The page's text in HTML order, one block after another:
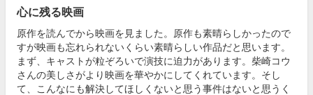
心に残る映画
原作を読んでから映画を見ました。原作も素晴らしかったので
すが映画も忘れられないくらい素晴らしい作品だと思います。
まず、キャストが粒ぞろいで演技に迫力があります。柴崎コウ
さんの美しさがより映画を華やかにしてくれています。そし
て、こんなにも解決してほしくないと思う事件はないと思うく